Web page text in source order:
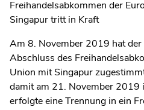
Freihandelsabkommen der
Singapur tritt in Kraft
Am 8. November 2019 hat
Abschluss des
Union mit Singapur
damit am 21. November 2019
erfolgte eine Trennung in ein